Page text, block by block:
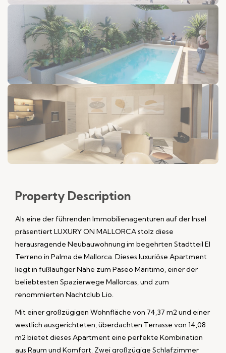
Property Description
Als eine der führenden Immobilienagenturen auf der Insel
präsentiert LUXURY ON MALLORCA stolz diese
herausragende Neubauwohnung im begehrten Stadtteil El
Terreno in Palma de Mallorca. Dieses luxuriöse Apartment
liegt in fußläufiger Nähe zum Paseo Maritimo, einer der
beliebtesten Spazierwege Mallorcas, und zum
renommierten Nachtclub Lio.
Mit einer großzügigen Wohnfläche von 74,37 m2 und einer
westlich ausgerichteten, überdachten Terrasse von 14,08
m2 bietet dieses Apartment eine perfekte Kombination
aus Raum und Komfort. Zwei großzügige Schlafzimmer